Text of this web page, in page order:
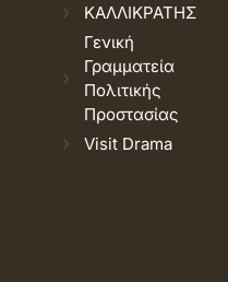
ΚΑΛΛΙΚΡΑΤΗΣ
Γενική
Γραμματεία
Πολιτικής
Προστασίας
Visit Drama